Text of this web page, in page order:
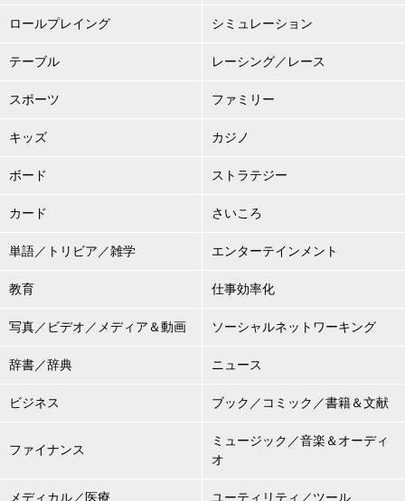
ロールプレイング シミュレーション
テーブル レーシング／レース
スポーツ ファミリー
キッズ カジノ
ボード ストラテジー
カード さいころ
単語／トリビア／雑学 エンターテインメント
教育 仕事効率化
写真／ビデオ／メディア＆動画 ソーシャルネットワーキング
辞書／辞典 ニュース
ビジネス ブック／コミック／書籍＆文献
ファイナンス
ミュージック／音楽＆オーディ
オ
メディカル／医療 ユーティリティ／ツール